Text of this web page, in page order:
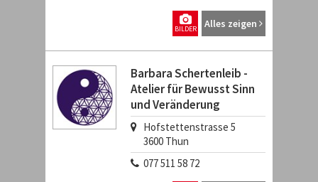
Alles zeigen
BILDER
Barbara Schertenleib -
Atelier für Bewusst Sinn
und Veränderung
Hofstettenstrasse 5
3600 Thun
077 511 58 72